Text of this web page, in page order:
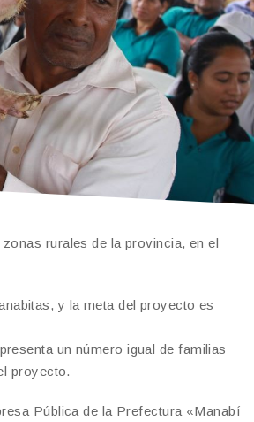
rurales de la provincia, en el
y la meta del proyecto es
un número igual de familias
proyecto.
Pública de la Prefectura «Manabí